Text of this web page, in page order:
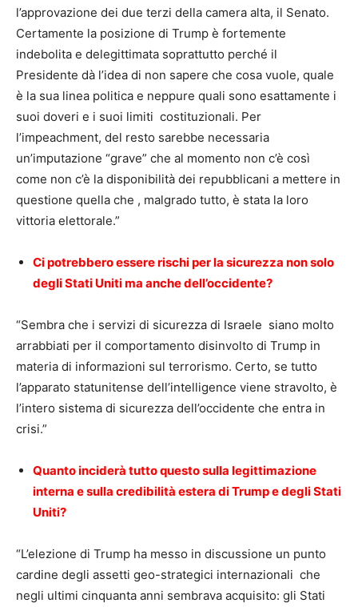
l’approvazione dei due terzi della camera alta, il Senato.
Certamente la posizione di Trump è fortemente
indebolita e delegittimata soprattutto perché il
Presidente dà l’idea di non sapere che cosa vuole, quale
è la sua linea politica e neppure quali sono esattamente i
suoi doveri e i suoi limiti costituzionali. Per
l’impeachment, del resto sarebbe necessaria
un’imputazione “grave” che al momento non c’è così
come non c’è la disponibilità dei repubblicani a mettere in
questione quella che , malgrado tutto, è stata la loro
vittoria elettorale.”
Ci potrebbero essere rischi per la sicurezza non solo
degli Stati Uniti ma anche dell’occidente?
“Sembra che i servizi di sicurezza di Israele siano molto
arrabbiati per il comportamento disinvolto di Trump in
materia di informazioni sul terrorismo. Certo, se tutto
l’apparato statunitense dell’intelligence viene stravolto, è
l’intero sistema di sicurezza dell’occidente che entra in
crisi.”
Quanto inciderà tutto questo sulla legittimazione
interna e sulla credibilità estera di Trump e degli Stati
Uniti?
“L’elezione di Trump ha messo in discussione un punto
cardine degli assetti geo-strategici internazionali che
negli ultimi cinquanta anni sembrava acquisito: gli Stati